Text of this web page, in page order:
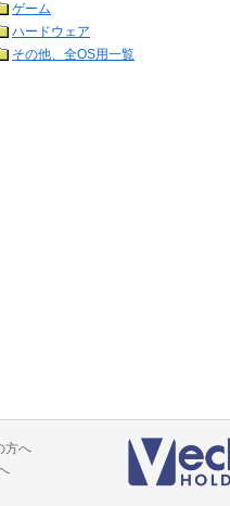
ゲーム
ハードウェア
その他、全OS用一覧
方へ